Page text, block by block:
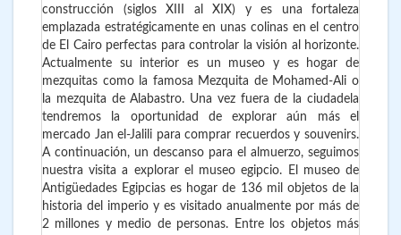
construcción (siglos XIII al XIX) y es una fortaleza
emplazada estratégicamente en unas colinas en el centro
de El Cairo perfectas para controlar la visión al horizonte.
Actualmente su interior es un museo y es hogar de
mezquitas como la famosa Mezquita de Mohamed-Ali o
la mezquita de Alabastro. Una vez fuera de la ciudadela
tendremos la oportunidad de explorar aún más el
mercado Jan el-Jalili para comprar recuerdos y souvenirs.
A continuación, un descanso para el almuerzo, seguimos
nuestra visita a explorar el museo egipcio. El museo de
Antigüedades Egipcias es hogar de 136 mil objetos de la
historia del imperio y es visitado anualmente por más de
2 millones y medio de personas. Entre los objetos más